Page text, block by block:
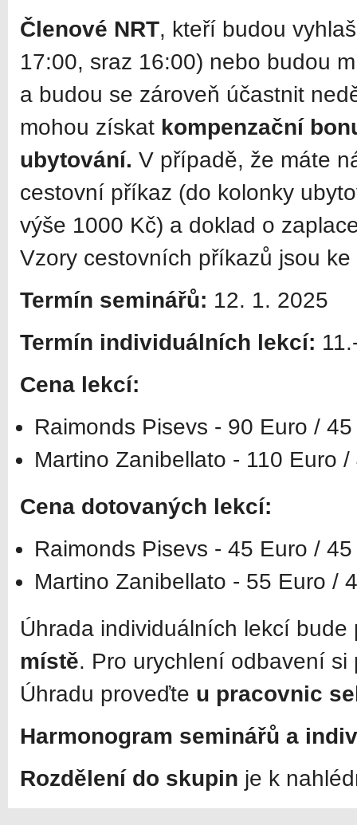
Členové NRT, kteří budou
17:00, sraz 16:00) nebo budou
a budou se zároveň účastnit
mohou získat kompenzační
ubytování. V případě, že máte
cestovní příkaz (do kolonky
výše 1000 Kč) a doklad o
Vzory cestovních příkazů jsou
Termín seminářů: 12. 1. 2025
Termín individuálních lekcí:
Cena lekcí:
Raimonds Pisevs - 90 Euro /
Martino Zanibellato - 110 Euro
Cena dotovaných lekcí:
Raimonds Pisevs - 45 Euro /
Martino Zanibellato - 55 Euro /
Úhrada individuálních lekcí
místě. Pro urychlení odbavení
Úhradu proveďte u pracovnic
Harmonogram seminářů a
Rozdělení do skupin je k